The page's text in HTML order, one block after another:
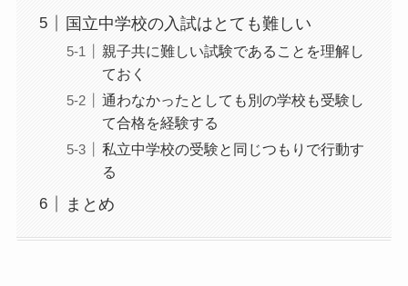
国立中学校の入試はとても難しい
親子共に難しい試験であることを理解し
ておく
通わなかったとしても別の学校も受験し
て合格を経験する
私立中学校の受験と同じつもりで行動す
る
まとめ